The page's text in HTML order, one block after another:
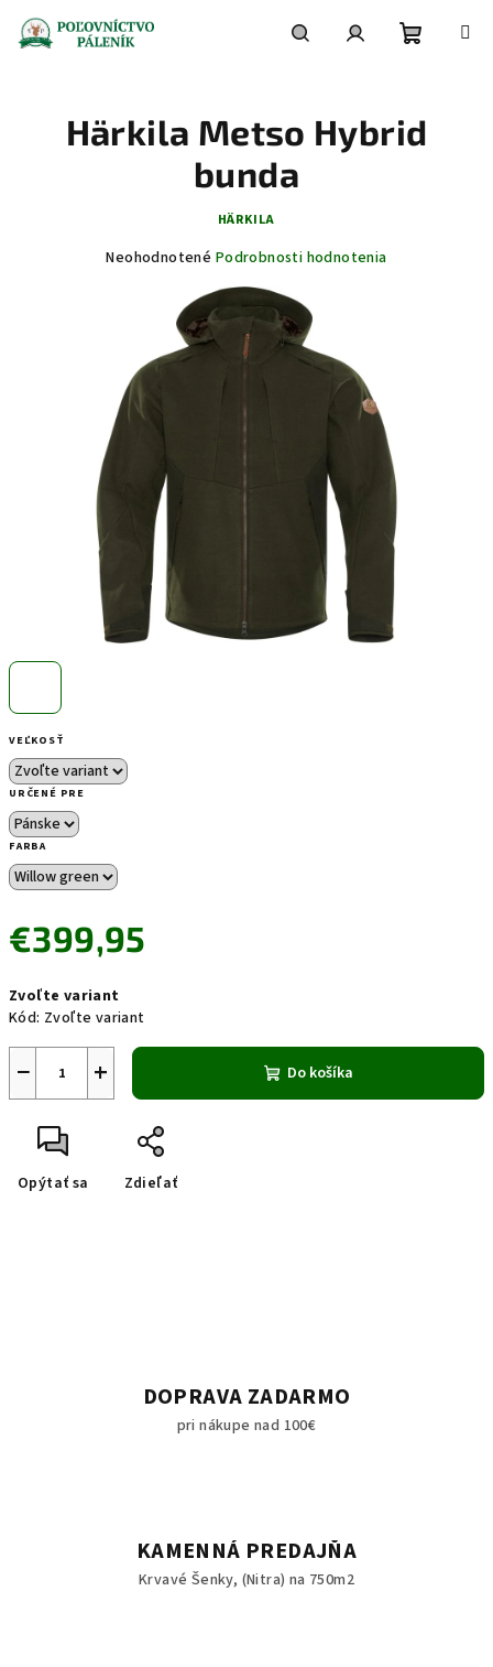
obsah
košík
VEĽKOSŤ
URČENÉ PRE
FARBA
€399,95
cena:
Zvoľte variant
Kód: Zvoľte variant
+
− Do košíka
Opýtať sa Zdieľať
Härkila Metso Hybrid
bunda
HÄRKILA
Priemerné
hviezdičiek.
Neohodnotené Podrobnosti hodnotenia
DOPRAVA ZADARMO
pri nákupe nad 100€
KAMENNÁ PREDAJŇA
Krvavé Šenky, (Nitra) na 750m2